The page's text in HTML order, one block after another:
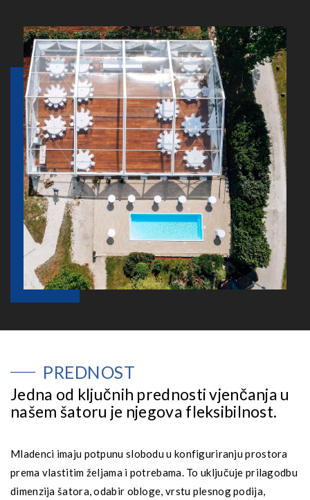
PREDNOST
Jedna od ključnih prednosti vjenčanja u
našem šatoru je njegova fleksibilnost.
Mladenci imaju potpunu slobodu u konfiguriranju prostora
prema vlastitim željama i potrebama. To uključuje prilagodbu
dimenzija šatora, odabir obloge, vrstu plesnog podija,